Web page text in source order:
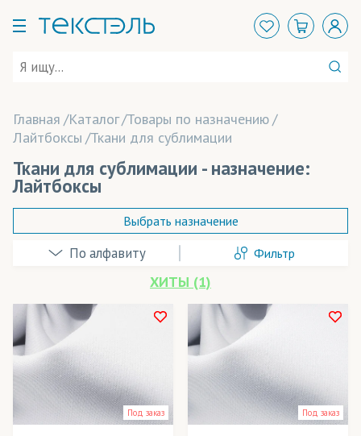
Главная Каталог Товары по назначению
Лайтбоксы Ткани для сублимации
Ткани для сублимации - назначение:
Лайтбоксы
Аксессуары
Арт-объекты
Балдахины
Баннеры
Выбрать назначение
Фильтр
ХИТЫ (1)
В наличии
Весь товар
Под заказ Под заказ